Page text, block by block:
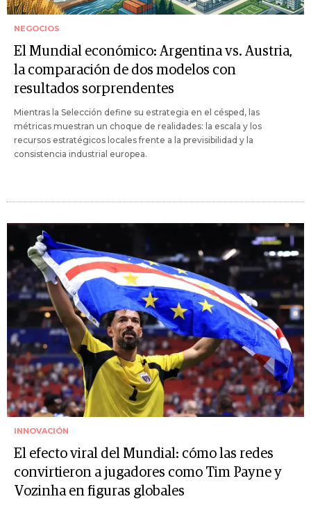
NEGOCIOS
El Mundial económico: Argentina vs. Austria,
la comparación de dos modelos con
resultados sorprendentes
Mientras la Selección define su estrategia en el césped, las
métricas muestran un choque de realidades: la escala y los
recursos estratégicos locales frente a la previsibilidad y la
consistencia industrial europea.
INNOVACIÓN
El efecto viral del Mundial: cómo las redes
convirtieron a jugadores como Tim Payne y
Vozinha en figuras globales